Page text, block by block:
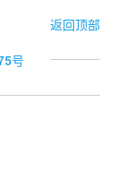
返回顶部
号